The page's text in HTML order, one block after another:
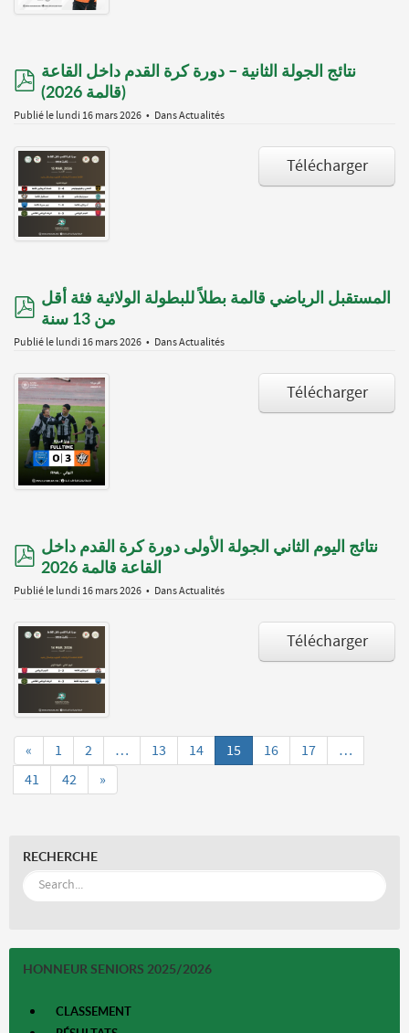
pdf
نتائج الجولة الثانية – دورة كرة القدم داخل القاعة
(قالمة 2026)
Publié le lundi 16 mars 2026 DansActualités
Télécharger
pdf
المستقبل الرياضي قالمة بطلاً للبطولة الولائية فئة أقل
من 13 سنة
Publié le lundi 16 mars 2026 DansActualités
Télécharger
pdf
نتائج اليوم الثاني الجولة الأولى دورة كرة القدم داخل
القاعة قالمة 2026
Publié le lundi 16 mars 2026 DansActualités
Télécharger
« 1 2 … 13 14 15 16 17
…
41
42 »
RECHERCHE
HONNEUR SENIORS 2025/2026
CLASSEMENT